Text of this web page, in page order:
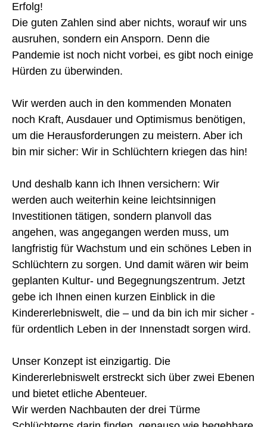
Erfolg!
Die guten Zahlen sind aber nichts, worauf wir uns
ausruhen, sondern ein Ansporn. Denn die
Pandemie ist noch nicht vorbei, es gibt noch einige
Hürden zu überwinden.
Wir werden auch in den kommenden Monaten
noch Kraft, Ausdauer und Optimismus benötigen,
um die Herausforderungen zu meistern. Aber ich
bin mir sicher: Wir in Schlüchtern kriegen das hin!
Und deshalb kann ich Ihnen versichern: Wir
werden auch weiterhin keine leichtsinnigen
Investitionen tätigen, sondern planvoll das
angehen, was angegangen werden muss, um
langfristig für Wachstum und ein schönes Leben in
Schlüchtern zu sorgen. Und damit wären wir beim
geplanten Kultur- und Begegnungszentrum. Jetzt
gebe ich Ihnen einen kurzen Einblick in die
Kindererlebniswelt, die – und da bin ich mir sicher -
für ordentlich Leben in der Innenstadt sorgen wird.
Unser Konzept ist einzigartig. Die
Kindererlebniswelt erstreckt sich über zwei Ebenen
und bietet etliche Abenteuer.
Wir werden Nachbauten der drei Türme